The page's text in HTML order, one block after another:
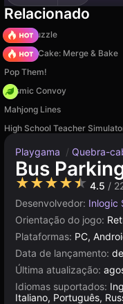
Relacionado
Arrow Puzzle
Piece of Cake: Merge & Bake
Pop Them!
Cosmic Convoy
Mahjong Lines
High School Teacher
Playgama / Quebra-
Bus
★★★★★ 4.5 /
Desenvolvedor: Inlogic
Orientação do jogo:
Plataformas: PC,
Data de lançamento:
Última atualização:
Idiomas suportados:
Italiano, Português,